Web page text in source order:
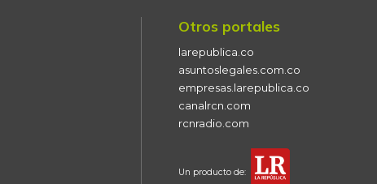
Otros portales
larepublica.co
asuntoslegales.com.co
empresas.larepublica.co
canalrcn.com
rcnradio.com
Un producto de: